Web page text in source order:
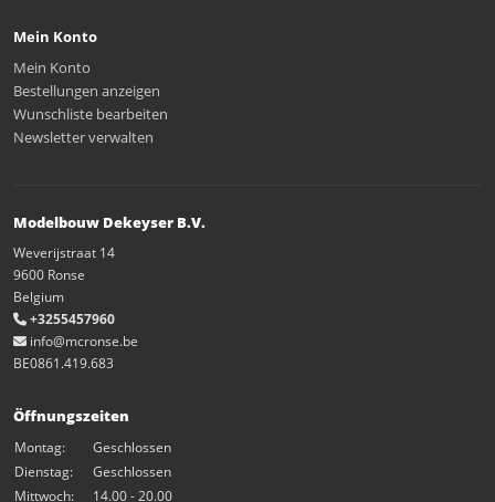
Mein Konto
Mein Konto
Bestellungen anzeigen
Wunschliste bearbeiten
Newsletter verwalten
Modelbouw Dekeyser B.V.
Weverijstraat 14
9600 Ronse
Belgium
+3255457960
info@mcronse.be
BE0861.419.683
Öffnungszeiten
Montag:
Geschlossen
Dienstag:
Geschlossen
Mittwoch:
14.00 - 20.00